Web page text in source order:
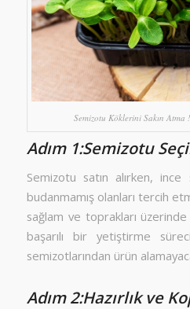
Semizotu Köklerini Sakın Atma
Adım 1:Semizotu
Semizotu satın alırken,
budanmamış olanları tercih
sağlam ve toprakları
başarılı bir yetiştirme
semizotlarından ürün
Adım 2:Hazırlık ve